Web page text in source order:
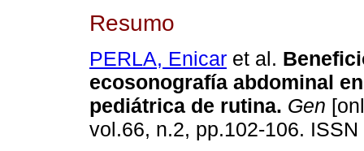
Resumo
PERLA, Enicar et al.
ecosonografía abdominal
pediátrica de rutina. Gen
vol.66, n.2, pp.102-106.